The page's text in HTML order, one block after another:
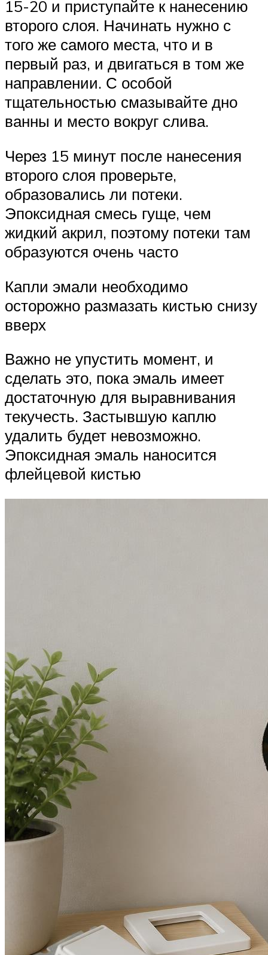
15-20 и приступайте к нанесению
второго слоя. Начинать нужно с
того же самого места, что и в
первый раз, и двигаться в том же
направлении. С особой
тщательностью смазывайте дно
ванны и место вокруг слива.
Через 15 минут после нанесения
второго слоя проверьте,
образовались ли потеки.
Эпоксидная смесь гуще, чем
жидкий акрил, поэтому потеки там
образуются очень часто
Капли эмали необходимо
осторожно размазать кистью снизу
вверх
Важно не упустить момент, и
сделать это, пока эмаль имеет
достаточную для выравнивания
текучесть. Застывшую каплю
удалить будет невозможно.
Эпоксидная эмаль наносится
флейцевой кистью